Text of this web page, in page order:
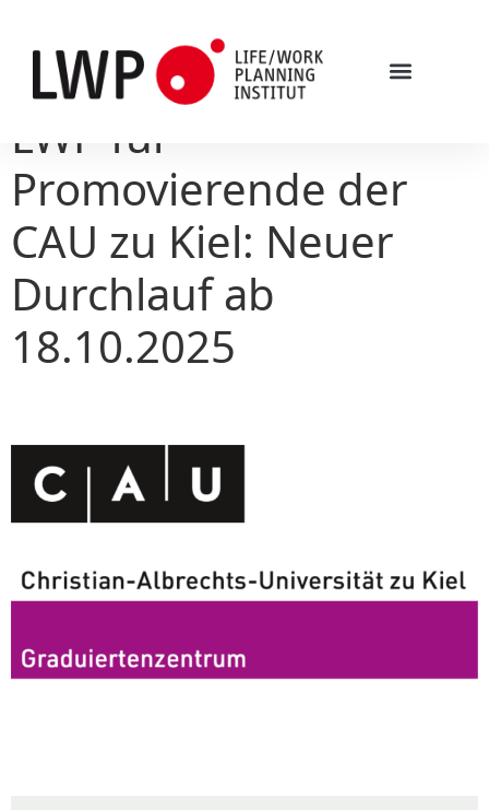
LWP für
Promovierende der
CAU zu Kiel: Neuer
Durchlauf ab
18.10.2025